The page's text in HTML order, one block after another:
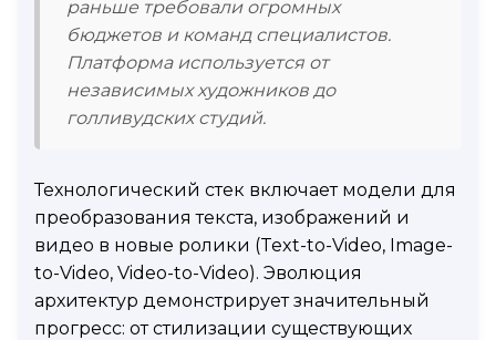
раньше требовали огромных
бюджетов и команд специалистов.
Платформа используется от
независимых художников до
голливудских студий.
Технологический стек включает модели для
преобразования текста, изображений и
видео в новые ролики (Text-to-Video, Image-
to-Video, Video-to-Video). Эволюция
архитектур демонстрирует значительный
прогресс: от стилизации существующих